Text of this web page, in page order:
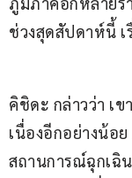
ช่วงสุดสัปดาห์นี้
คิชิดะ กล่าวว่า เ
เนื่องอีกอย่างน้อ
สถานการณ์ฉุกเฉิ